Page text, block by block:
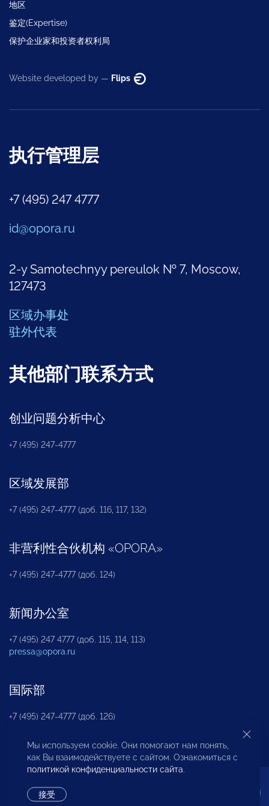
地区
鉴定(Expertise)
保护企业家和投资者权利局
Website developed by — Flips
执行管理层
+7 (495) 247 4777
id@opora.ru
2-y Samotechnyy pereulok № 7, Moscow,
127473
区域办事处
驻外代表
其他部门联系方式
创业问题分析中心
+7 (495) 247-4777
区域发展部
+7 (495) 247-4777 (доб. 116, 117, 132)
非营利性合伙机构 «OPORA»
+7 (495) 247-4777 (доб. 124)
新闻办公室
+7 (495) 247 4777 (доб. 115, 114, 113)
pressa@opora.ru
国际部
+7 (495) 247-4777 (доб. 126)
商投权益保护部
Мы используем cookie. Они помогают нам понять,
как Вы взаимодействуете с сайтом. Ознакомиться с
политикой конфиденциальности сайта.
接受